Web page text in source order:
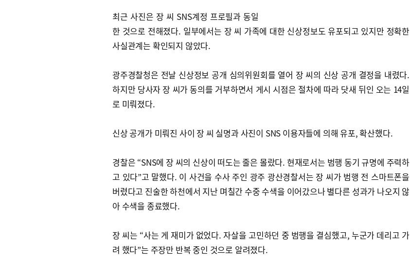
최근 사진은 장 씨 SNS계정 프로필과 동일
한 것으로 전해졌다. 일부에서는 장 씨 가족에 대한 신상정보도 유포되고 있지만 정확한
사실관계는 확인되지 않았다.
광주경찰청은 전날 신상정보 공개 심의위원회를 열어 장 씨의 신상 공개 결정을 내렸다.
하지만 당사자 장 씨가 동의를 거부하면서 게시 시점은 절차에 따라 닷새 뒤인 오는 14일
로 미뤄졌다.
신상 공개가 미뤄진 사이 장 씨 실명과 사진이 SNS 이용자들에 의해 유포, 확산했다.
경찰은 “SNS에 장 씨의 신상이 떠도는 줄은 몰랐다. 현재로서는 범행 동기 규명에 주력하
고 있다”고 말했다. 이 사건을 수사 주인 광주 광산경찰서는 장 씨가 범행 전 스마트폰을
버렸다고 진술한 하천에서 지난 며칠간 수중 수색을 이어갔으나 별다른 성과가 나오지 않
아 수색을 종료했다.
장 씨는 “사는 게 재미가 없었다. 자살을 고민하던 중 범행을 결심했고, 누군가 데리고 가
려 했다”는 주장만 반복 중인 것으로 알려졌다.